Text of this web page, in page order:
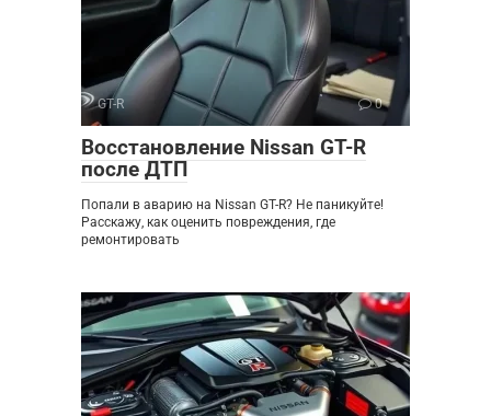
GT-R 0
Восстановление Nissan GT-R
после ДТП
Попали в аварию на Nissan GT-R? Не паникуйте!
Расскажу, как оценить повреждения, где
ремонтировать